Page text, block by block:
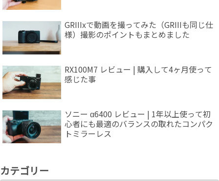
GRIIIxで動画を撮ってみた（GRIIIも同じ仕
様）撮影のポイントもまとめました
RX100M7 レビュー | 購入して4ヶ月使って
感じた事
ソニー α6400 レビュー | 1年以上使って初
心者にも最適のバランスの取れたコンパク
トミラーレス
カテゴリー